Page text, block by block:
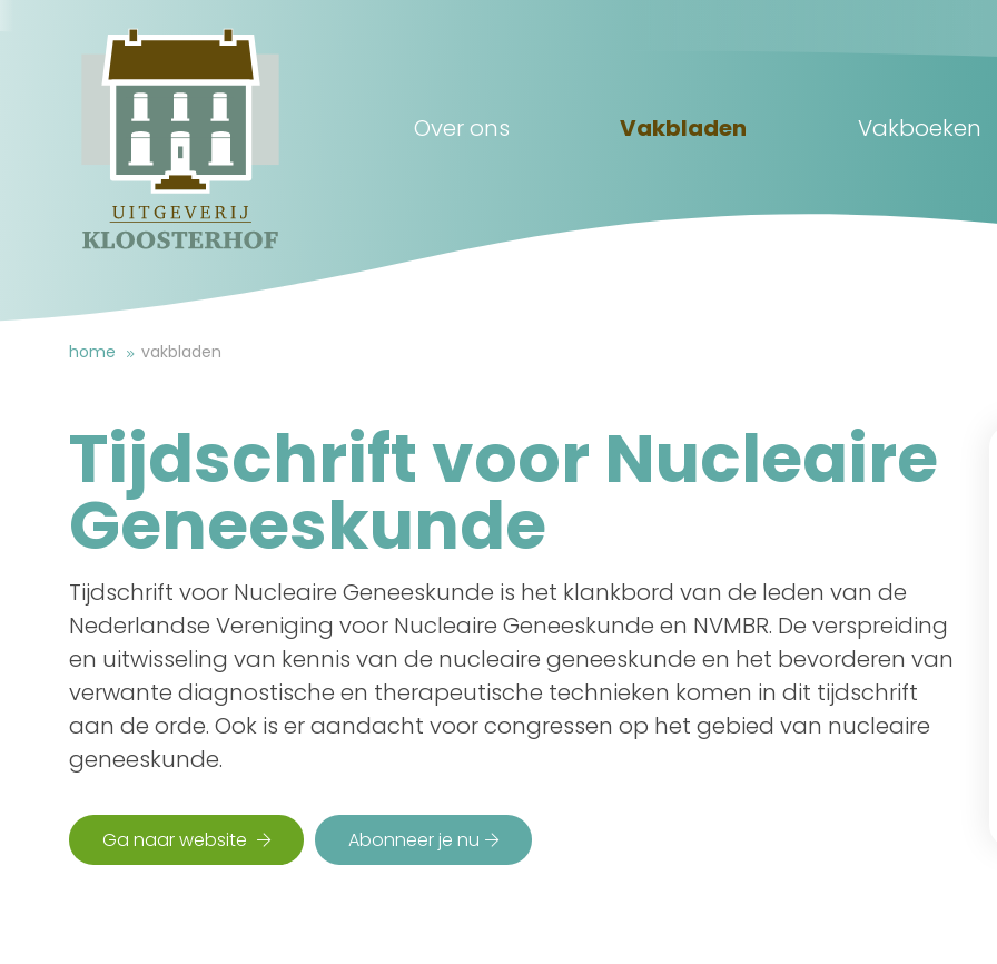
Over ons Vakbladen Vakboeken
home vakbladen
Tijdschrift voor Nucleaire
Geneeskunde
Tijdschrift voor Nucleaire Geneeskunde is het klankbord van de leden van de
Nederlandse Vereniging voor Nucleaire Geneeskunde en NVMBR. De verspreiding
en uitwisseling van kennis van de nucleaire geneeskunde en het bevorderen van
verwante diagnostische en therapeutische technieken komen in dit tijdschrift
aan de orde. Ook is er aandacht voor congressen op het gebied van nucleaire
geneeskunde.
Ga naar website Abonneer je nu